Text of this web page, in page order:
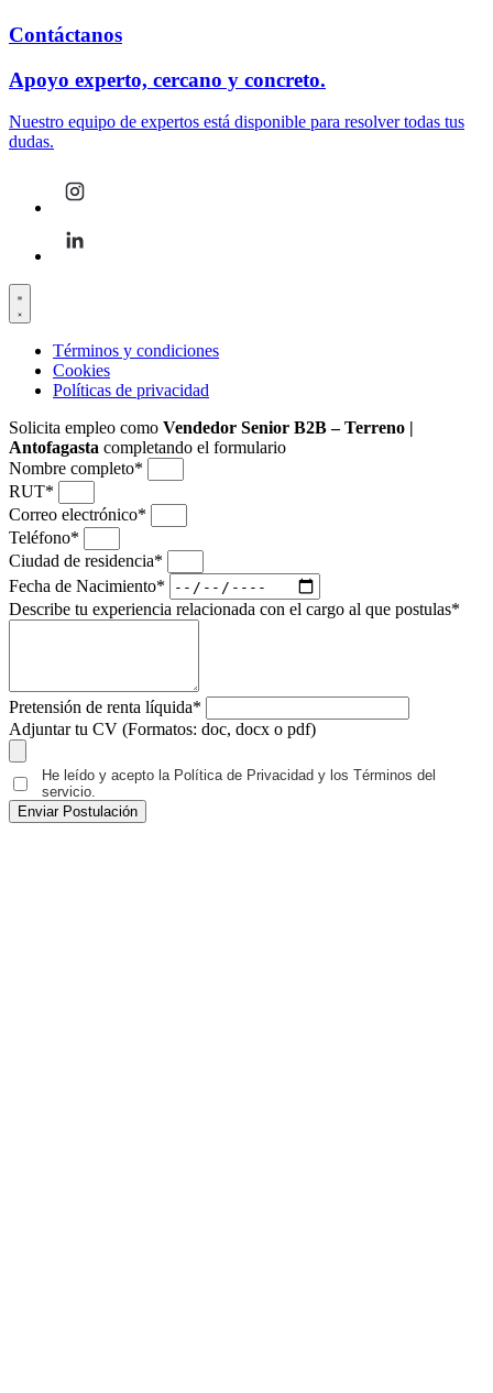
Contáctanos
Apoyo experto, cercano y concreto.
Nuestro equipo de expertos está disponible para resolver todas tus
dudas.
Términos y condiciones
Cookies
Políticas de privacidad
Solicita empleo como Vendedor Senior B2B – Terreno |
Antofagasta completando el formulario
Nombre completo*
RUT*
Correo electrónico*
Teléfono*
Ciudad de residencia*
Fecha de Nacimiento*
Describe tu experiencia relacionada con el cargo al que postulas*
Pretensión de renta líquida*
Adjuntar tu CV (Formatos: doc, docx o pdf)
He leído y acepto la Política de Privacidad y los Términos del
servicio.
Enviar Postulación